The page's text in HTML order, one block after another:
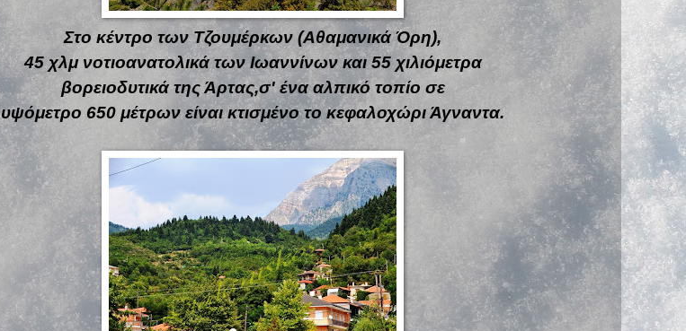
Στο κέντρο των Τζουμέρκων (Αθαμανικά Όρη),
45 χλμ νοτιοανατολικά των Ιωαννίνων και 55 χιλιόμετρα
βορειοδυτικά της Άρτας,σ' ένα αλπικό τοπίο σε
υψόμετρο 650 μέτρων είναι κτισμένο το κεφαλοχώρι Άγναντα.